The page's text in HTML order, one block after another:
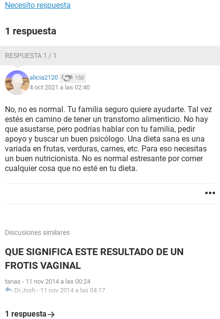
Necesito respuesta
1 respuesta
RESPUESTA 1 / 1
alicia2120 150
4 oct 2021 a las 02:40
No, no es normal. Tu familia seguro quiere ayudarte. Tal vez
estés en camino de tener un transtorno alimenticio. No hay
que asustarse, pero podrías hablar con tu familia, pedir
apoyo y buscar un buen psicólogo. Una dieta sana es una
variada en frutas, verduras, carnes, etc. Para eso necesitas
un buen nutricionista. No es normal estresante por comer
cualquier cosa que no esté en tu dieta.
Discusiones similares
QUE SIGNIFICA ESTE RESULTADO DE UN
FROTIS VAGINAL
tanas - 11 nov 2014 a las 00:24
Dr.Josh - 11 nov 2014 a las 04:17
1 respuesta